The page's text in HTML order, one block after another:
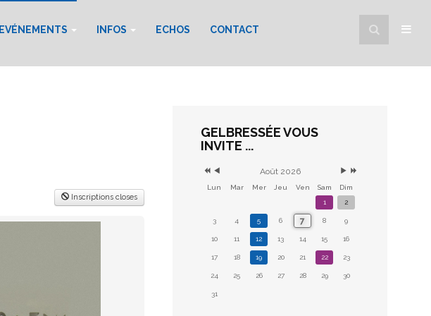
EVÉNEMENTS INFOS ECHOS CONTACT
Inscriptions closes
GELBRESSÉE VOUS
INVITE ...
Août 2026
Lun Mar Mer Jeu Ven Sam
Dim
1
2
3 4 5 6 7 8 9
10 11 12 13 14 15 16
17 18 19 20 21 22 23
24 25 26 27 28 29 30
31